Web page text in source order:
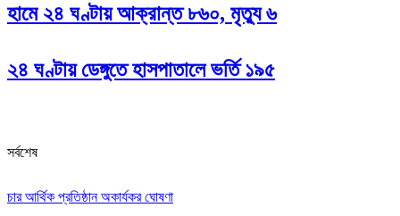
হামে ২৪ ঘণ্টায় আক্রান্ত ৮৬০, মৃত্যু ৬
২৪ ঘণ্টায় ডেঙ্গুতে হাসপাতালে ভর্তি ১৯৫
সর্বশেষ
চার আর্থিক প্রতিষ্ঠান অকার্যকর ঘোষণা